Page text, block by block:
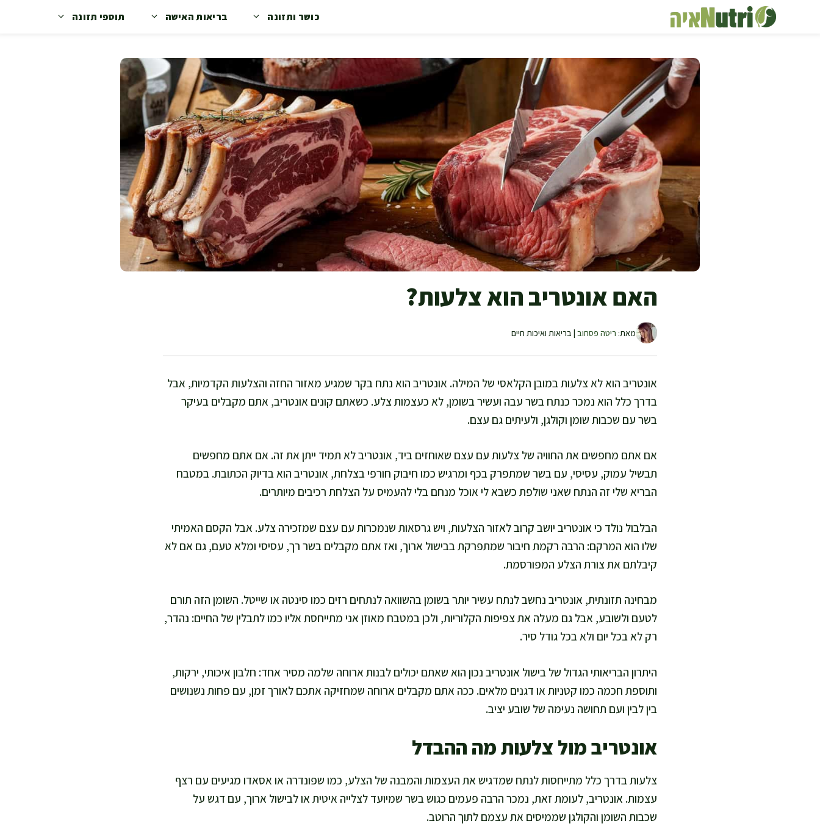
כושר ותזונה בריאות האישה תוספי תזונה
האם אונטריב הוא צלעות?
מאת: ריטה פסחוב | בריאות ואיכות חיים
אונטריב הוא לא צלעות במובן הקלאסי של המילה. אונטריב הוא נתח בקר שמגיע מאזור החזה והצלעות הקדמיות, אבל
בדרך כלל הוא נמכר כנתח בשר עבה ועשיר בשומן, לא כעצמות צלע. כשאתם קונים אונטריב, אתם מקבלים בעיקר
בשר עם שכבות שומן וקולגן, ולעיתים גם עצם.
אם אתם מחפשים את החוויה של צלעות עם עצם שאוחזים ביד, אונטריב לא תמיד ייתן את זה. אם אתם מחפשים
תבשיל עמוק, עסיסי, עם בשר שמתפרק בכף ומרגיש כמו חיבוק חורפי בצלחת, אונטריב הוא בדיוק הכתובת. במטבח
הבריא שלי זה הנתח שאני שולפת כשבא לי אוכל מנחם בלי להעמיס על הצלחת רכיבים מיותרים.
הבלבול נולד כי אונטריב יושב קרוב לאזור הצלעות, ויש גרסאות שנמכרות עם עצם שמזכירה צלע. אבל הקסם האמיתי
שלו הוא המרקם: הרבה רקמת חיבור שמתפרקת בבישול ארוך, ואז אתם מקבלים בשר רך, עסיסי ומלא טעם, גם אם לא
קיבלתם את צורת הצלע המפורסמת.
מבחינה תזונתית, אונטריב נחשב לנתח עשיר יותר בשומן בהשוואה לנתחים רזים כמו סינטה או שייטל. השומן הזה תורם
לטעם ולשובע, אבל גם מעלה את צפיפות הקלוריות, ולכן במטבח מאוזן אני מתייחסת אליו כמו לתבלין של החיים: נהדר,
רק לא בכל יום ולא בכל גודל סיר.
היתרון הבריאותי הגדול של בישול אונטריב נכון הוא שאתם יכולים לבנות ארוחה שלמה מסיר אחד: חלבון איכותי, ירקות,
ותוספת חכמה כמו קטניות או דגנים מלאים. ככה אתם מקבלים ארוחה שמחזיקה אתכם לאורך זמן, עם פחות נשנושים
בין לבין ועם תחושה נעימה של שובע יציב.
אונטריב מול צלעות מה ההבדל
צלעות בדרך כלל מתייחסות לנתח שמדגיש את העצמות והמבנה של הצלע, כמו שפונדרה או אסאדו מגיעים עם רצף
עצמות. אונטריב, לעומת זאת, נמכר הרבה פעמים כגוש בשר שמיועד לצלייה איטית או לבישול ארוך, עם דגש על
שכבות השומן והקולגן שממיסים את עצמם לתוך הרוטב.